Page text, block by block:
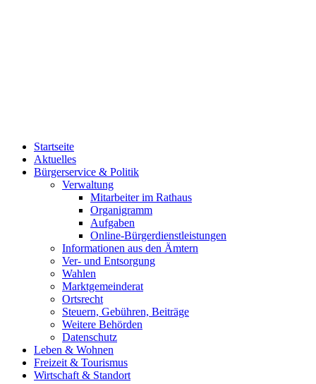
Startseite
Aktuelles
Bürgerservice & Politik
Verwaltung
Mitarbeiter im Rathaus
Organigramm
Aufgaben
Online-Bürgerdienstleistungen
Informationen aus den Ämtern
Ver- und Entsorgung
Wahlen
Marktgemeinderat
Ortsrecht
Steuern, Gebühren, Beiträge
Weitere Behörden
Datenschutz
Leben & Wohnen
Freizeit & Tourismus
Wirtschaft & Standort